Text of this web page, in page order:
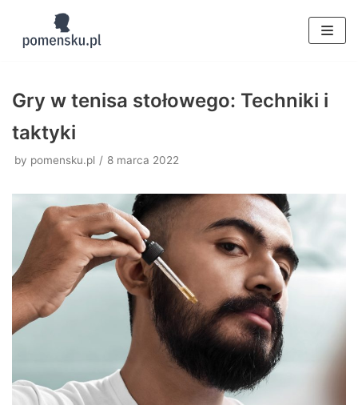
Skocz
Gry w tenisa stołowego: Techniki i
taktyki
by pomensku.pl 8 marca 2022